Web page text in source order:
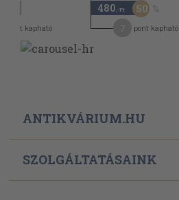
pont kapható
480 ,-Ft 50
pont kapható
ANTIKVÁRIUM.HU
SZOLGÁLTATÁSAINK